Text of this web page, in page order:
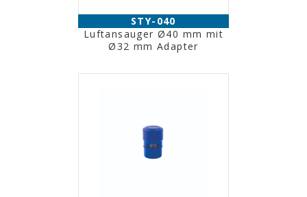
STY-040
Luftansauger Ø40 mm mit
Ø32 mm Adapter